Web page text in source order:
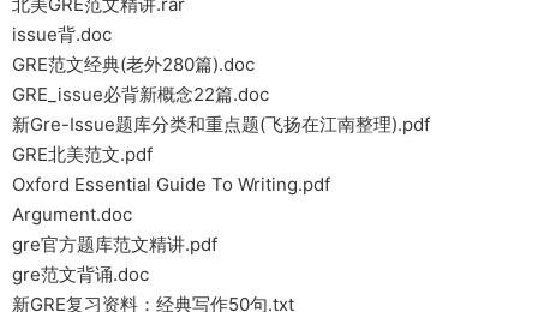
北美GRE范文精讲.rar
issue背.doc
GRE范文经典(老外280篇).doc
GRE_issue必背新概念22篇.doc
新Gre-Issue题库分类和重点题(飞扬在江南整理).pdf
GRE北美范文.pdf
Oxford Essential Guide To Writing.pdf
Argument.doc
gre官方题库范文精讲.pdf
gre范文背诵.doc
新GRE复习资料：经典写作50句.txt